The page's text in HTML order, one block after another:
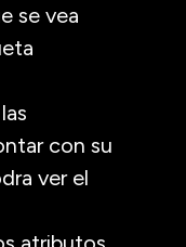
se vea
con su
ver el